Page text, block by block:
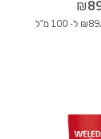
₪
ל- 100 מ"ל